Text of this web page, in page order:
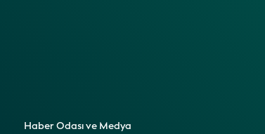
Haber Odası ve Medya